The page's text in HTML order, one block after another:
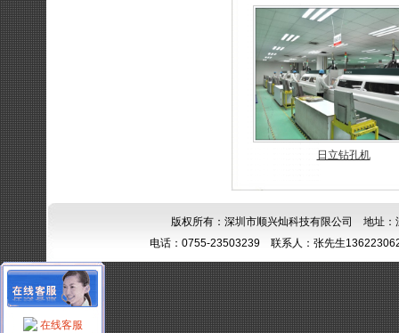
日立钻孔机
版权所有：深圳市顺兴灿科技有限公司 地址
电话：0755-23503239 联系人：张先生
在线客服